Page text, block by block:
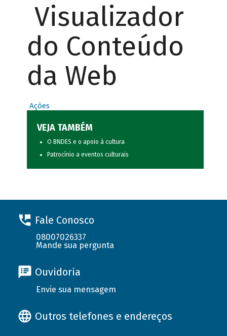
Visualizador
do Conteúdo
da Web
Ações
VEJA TAMBÉM
O BNDES e o apoio à cultura
Patrocínio a eventos culturais
Fale Conosco
08007026337
Mande sua pergunta
Ouvidoria
Envie sua mensagem
Outros telefones e endereços